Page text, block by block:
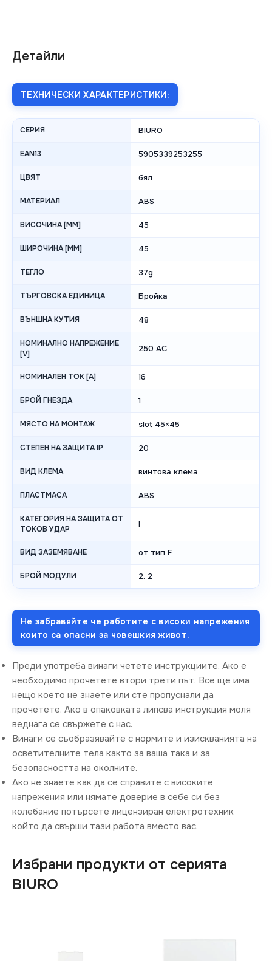
Детайли
ТЕХНИЧЕСКИ ХАРАКТЕРИСТИКИ:
СЕРИЯ BIURO
EAN13 5905339253255
ЦВЯТ бял
МАТЕРИАЛ ABS
ВИСОЧИНА [MM] 45
ШИРОЧИНА [MM] 45
ТЕГЛО 37g
ТЪРГОВСКА ЕДИНИЦА Бройка
ВЪНШНА КУТИЯ 48
НОМИНАЛНО НАПРЕЖЕНИЕ
[V]
250 AC
НОМИНАЛЕН ТОК [A] 16
БРОЙ ГНЕЗДА 1
МЯСТО НА МОНТАЖ slot 45×45
СТЕПЕН НА ЗАЩИТА IP 20
ВИД КЛЕМА винтова клема
ПЛАСТМАСА ABS
КАТЕГОРИЯ НА ЗАЩИТА ОТ
ТОКОВ УДАР
I
ВИД ЗАЗЕМЯВАНЕ от тип F
БРОЙ МОДУЛИ 2. 2
Не забравяйте че работите с високи напрежения
които са опасни за човешкия живот.
Преди употреба винаги четете инструкциите. Ако е
необходимо прочетете втори трети път. Все ще има
нещо което не знаете или сте пропуснали да
прочетете. Ако в опаковката липсва инструкция моля
веднага се свържете с нас.
Винаги се съобразявайте с нормите и изискванията на
осветителните тела както за ваша така и за
безопасността на околните.
Ако не знаете как да се справите с високите
напрежения или нямате доверие в себе си без
колебание потърсете лицензиран електротехник
който да свърши тази работа вместо вас.
Избрани продукти от серията
BIURO